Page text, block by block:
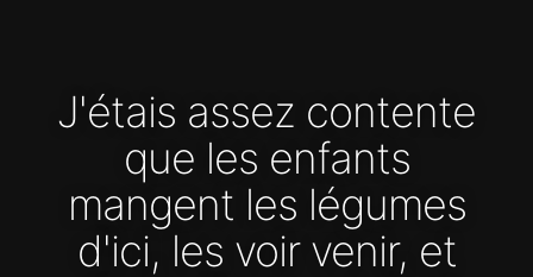
J'étais assez contente
que les enfants
mangent les légumes
d'ici, les voir venir, et